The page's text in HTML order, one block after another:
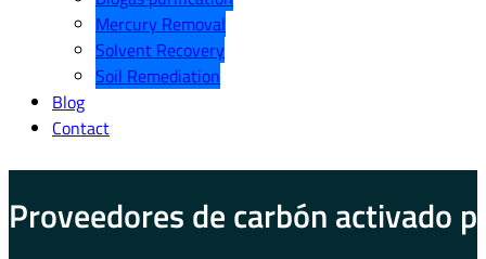
Mercury Removal
Solvent Recovery
Soil Remediation
Blog
Contact
Proveedores de carbón activado